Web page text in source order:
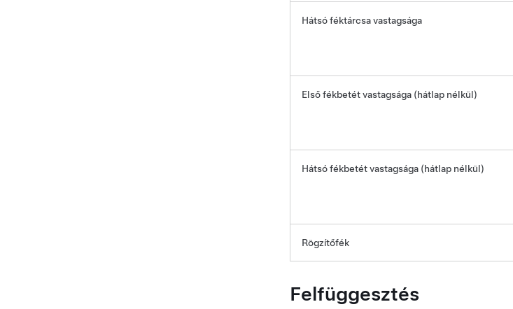
Hátsó féktárcsa vastagsága
Első fékbetét vastagsága (hátlap nélkül)
Hátsó fékbetét vastagsága (hátlap nélkül)
Rögzítőfék
Felfüggesztés